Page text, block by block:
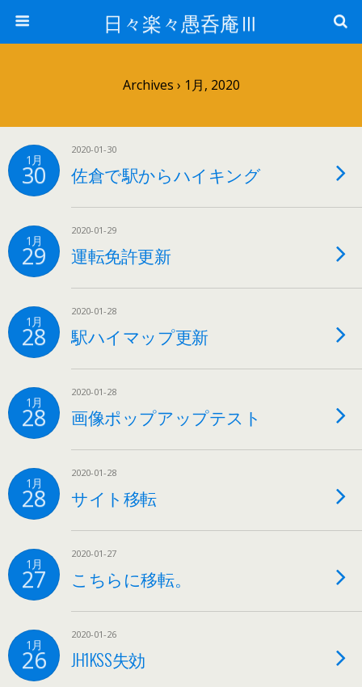
日々楽々愚呑庵Ⅲ
Archives › 1月, 2020
1月
30
2020-01-30
佐倉で駅からハイキング
1月
29
2020-01-29
運転免許更新
1月
28
2020-01-28
駅ハイマップ更新
1月
28
2020-01-28
画像ポップアップテスト
1月
28
2020-01-28
サイト移転
1月
27
2020-01-27
こちらに移転。
1月
26
2020-01-26
JH1KSS失効